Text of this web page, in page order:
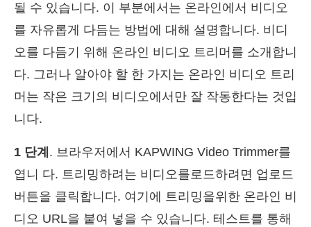
될 수 있습니다. 이 부분에서는 온라인에서 비디오
를 자유롭게 다듬는 방법에 대해 설명합니다. 비디
오를 다듬기 위해 온라인 비디오 트리머를 소개합니
다. 그러나 알아야 할 한 가지는 온라인 비디오 트리
머는 작은 크기의 비디오에서만 잘 작동한다는 것입
니다.
1 단계 . 브라우저에서 KAPWING Video Trimmer를
엽니 다. 트리밍하려는 비디오를로드하려면 업로드
버튼을 클릭합니다. 여기에 트리밍을위한 온라인 비
디오 URL을 붙여 넣을 수 있습니다. 테스트를 통해